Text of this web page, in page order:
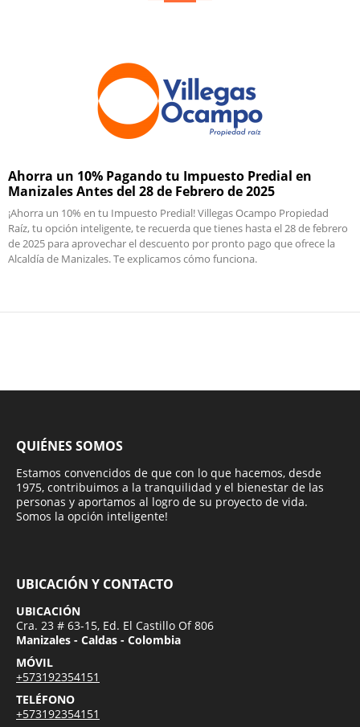
Ahorra un 10% Pagando tu Impuesto Predial en
Manizales Antes del 28 de Febrero de 2025
¡Ahorra un 10% en tu Impuesto Predial! Villegas Ocampo Propiedad
Raíz, tu opción inteligente, te recuerda que tienes hasta el 28 de febrero
de 2025 para aprovechar el descuento por pronto pago que ofrece la
Alcaldía de Manizales. Te explicamos cómo funciona.
QUIÉNES SOMOS
Estamos convencidos de que con lo que hacemos, desde
1975, contribuimos a la tranquilidad y el bienestar de las
personas y aportamos al logro de su proyecto de vida.
Somos la opción inteligente!
UBICACIÓN Y CONTACTO
UBICACIÓN
Cra. 23 # 63-15, Ed. El Castillo Of 806
Manizales - Caldas - Colombia
MÓVIL
+573192354151
TELÉFONO
+573192354151